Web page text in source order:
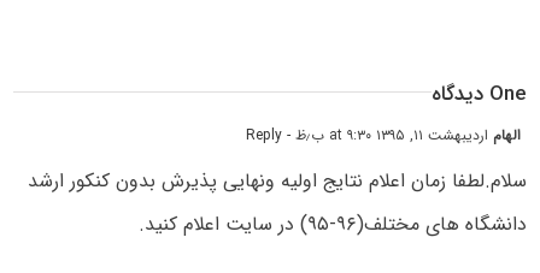
One دیدگاه
الهام اردیبهشت ۱۱, ۱۳۹۵ at ۹:۳۰ ب٫ظ - Reply
سلام.لطفا زمان اعلام نتایج اولیه ونهایی پذیرش بدون کنکور ارشد
دانشگاه های مختلف(۹۶-۹۵) در سایت اعلام کنید.